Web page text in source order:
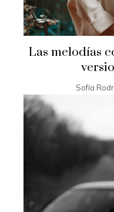
Las melodías
Sofía